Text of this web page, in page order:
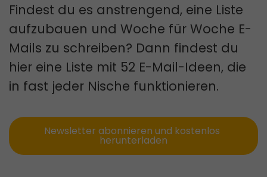
Findest du es anstrengend, eine Liste
aufzubauen und Woche für Woche E-
Mails zu schreiben? Dann findest du
hier eine Liste mit 52 E-Mail-Ideen, die
in fast jeder Nische funktionieren.
Newsletter abonnieren und kostenlos
herunterladen